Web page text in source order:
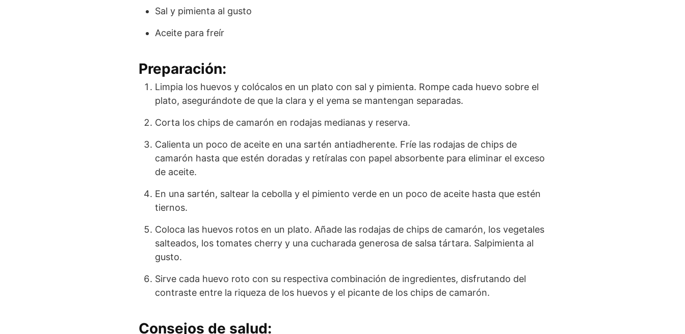
Sal y pimienta al gusto
Aceite para freír
Preparación:
Limpia los huevos y colócalos en un plato con sal y pimienta. Rompe cada huevo sobre el
plato, asegurándote de que la clara y el yema se mantengan separadas.
Corta los chips de camarón en rodajas medianas y reserva.
Calienta un poco de aceite en una sartén antiadherente. Fríe las rodajas de chips de
camarón hasta que estén doradas y retíralas con papel absorbente para eliminar el exceso
de aceite.
En una sartén, saltear la cebolla y el pimiento verde en un poco de aceite hasta que estén
tiernos.
Coloca las huevos rotos en un plato. Añade las rodajas de chips de camarón, los vegetales
salteados, los tomates cherry y una cucharada generosa de salsa tártara. Salpimienta al
gusto.
Sirve cada huevo roto con su respectiva combinación de ingredientes, disfrutando del
contraste entre la riqueza de los huevos y el picante de los chips de camarón.
Consejos de salud: